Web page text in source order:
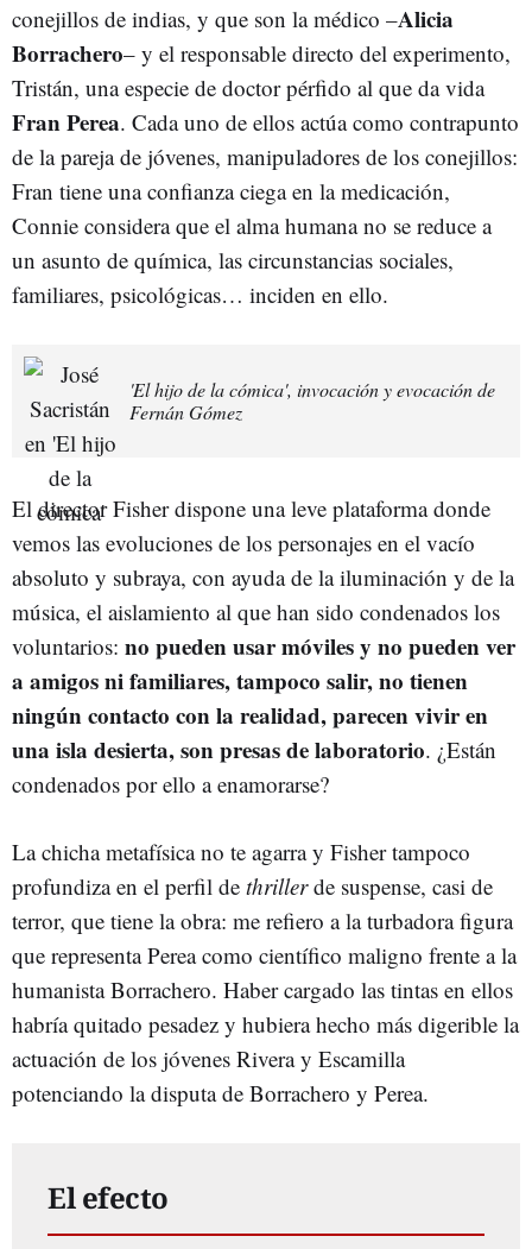
conejillos de indias, y que son la médico –Alicia
Borrachero– y el responsable directo del experimento,
Tristán, una especie de doctor pérfido al que da vida
Fran Perea. Cada uno de ellos actúa como contrapunto
de la pareja de jóvenes, manipuladores de los conejillos:
Fran tiene una confianza ciega en la medicación,
Connie considera que el alma humana no se reduce a
un asunto de química, las circunstancias sociales,
familiares, psicológicas… inciden en ello.
'El hijo de la cómica', invocación y evocación de
Fernán Gómez
El director Fisher dispone una leve plataforma donde
vemos las evoluciones de los personajes en el vacío
absoluto y subraya, con ayuda de la iluminación y de la
música, el aislamiento al que han sido condenados los
voluntarios: no pueden usar móviles y no pueden ver
a amigos ni familiares, tampoco salir, no tienen
ningún contacto con la realidad, parecen vivir en
una isla desierta, son presas de laboratorio. ¿Están
condenados por ello a enamorarse?
La chicha metafísica no te agarra y Fisher tampoco
profundiza en el perfil de thrillerde suspense, casi de
terror, que tiene la obra: me refiero a la turbadora figura
que representa Perea como científico maligno frente a la
humanista Borrachero. Haber cargado las tintas en ellos
habría quitado pesadez y hubiera hecho más digerible la
actuación de los jóvenes Rivera y Escamilla
potenciando la disputa de Borrachero y Perea.
El efecto